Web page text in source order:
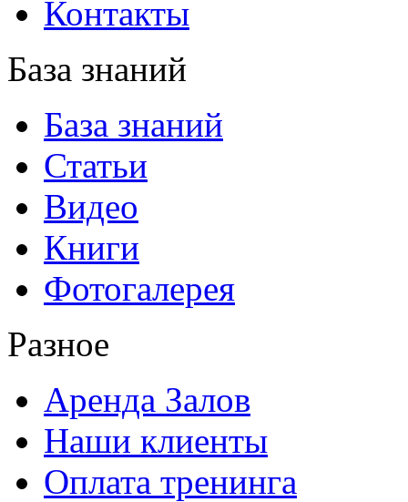
Контакты
База знаний
База знаний
Статьи
Видео
Книги
Фотогалерея
Разное
Аренда Залов
Наши клиенты
Оплата тренинга